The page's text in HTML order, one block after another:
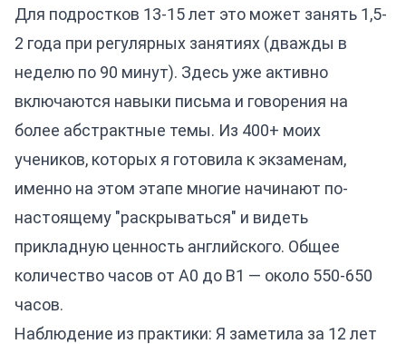
Для подростков 13-15 лет это может занять 1,5-
2 года при регулярных занятиях (дважды в
неделю по 90 минут). Здесь уже активно
включаются навыки письма и говорения на
более абстрактные темы. Из 400+ моих
учеников, которых я готовила к экзаменам,
именно на этом этапе многие начинают по-
настоящему "раскрываться" и видеть
прикладную ценность английского. Общее
количество часов от A0 до B1 — около 550-650
часов.
Наблюдение из практики: Я заметила за 12 лет